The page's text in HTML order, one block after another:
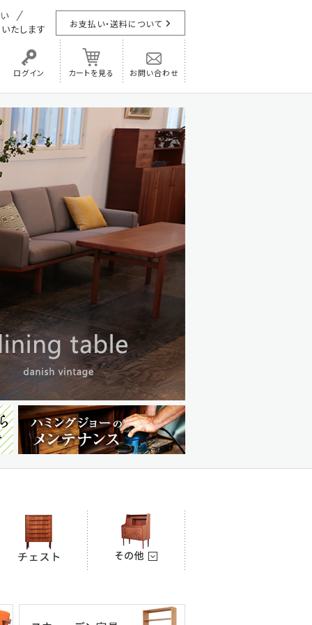
いたします お支払い・送料について
ログイン カートを見る お問い合わせ